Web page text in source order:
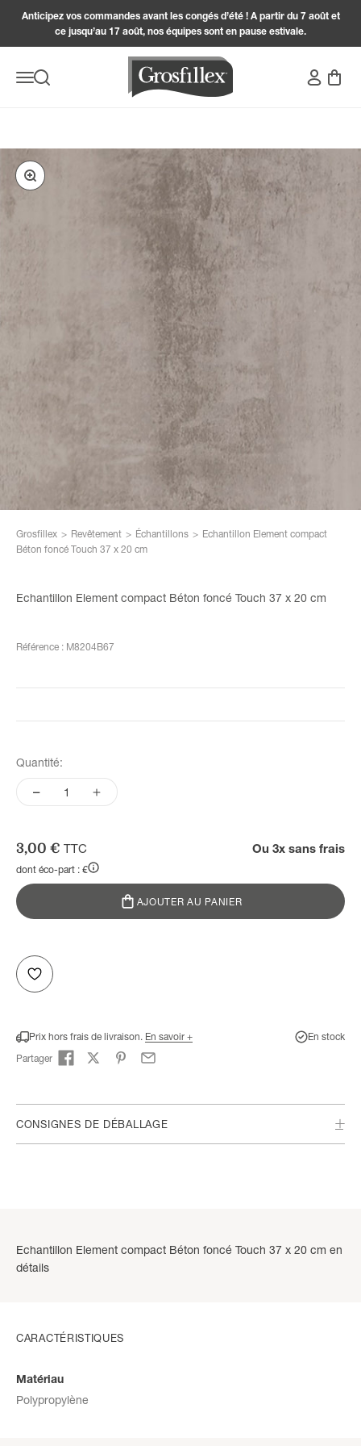
Anticipez vos commandes avant les congés d’été ! A partir du 7 août et
ce jusqu’au 17 août, nos équipes sont en pause estivale.
MenuRecherche
Grosfillex
Connexion
Panier
Zoomer sur l'image
Grosfillex > Revêtement > Échantillons > Echantillon Element compact
Béton foncé Touch 37 x 20 cm
Echantillon Element compact Béton foncé Touch 37 x 20 cm
Référence : M8204B67
Quantité:
Prix de vente
3,00 € TTC
dont éco-part : €
Ou 3x sans frais
AJOUTER AU PANIER
Prix hors frais de livraison. En savoir +
En stock
Partager
CONSIGNES DE DÉBALLAGE
Echantillon Element compact Béton foncé Touch 37 x 20 cm en
détails
CARACTÉRISTIQUES
Matériau
Polypropylène